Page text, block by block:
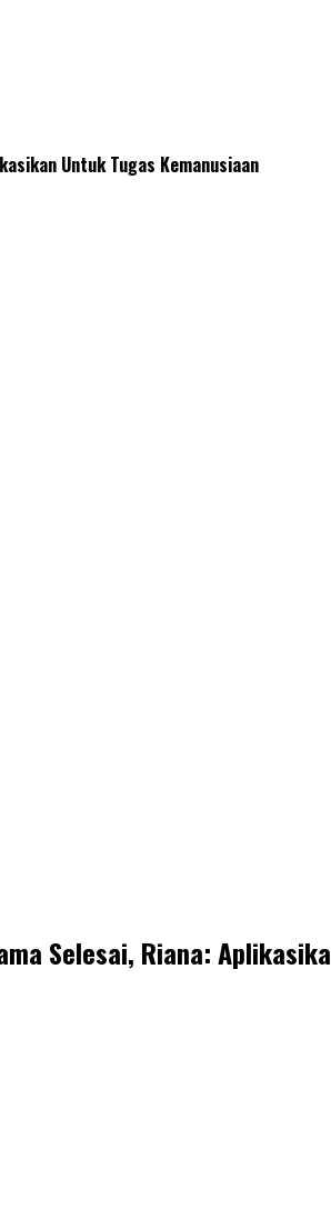
Untuk Tugas Kemanusiaan
Selesai, Riana: